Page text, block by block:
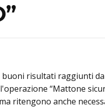
risultati raggiunti
“Mattone
ritengono anche